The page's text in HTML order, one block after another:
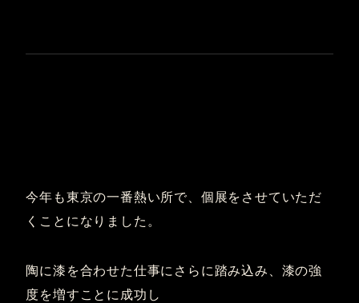
今年も東京の一番熱い所で、個展をさせていただ
くことになりました。
陶に漆を合わせた仕事にさらに踏み込み、漆の強
度を増すことに成功し